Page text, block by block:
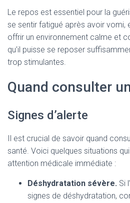
Le repos est essentiel pour la
se sentir fatigué après avoir vomi,
offrir un environnement calme et
qu’il puisse se reposer
trop stimulantes.
Quand consulter
Signes d’alerte
Il est crucial de savoir quand
santé. Voici quelques situations
attention médicale immédiate :
Déshydratation sévère. Si
signes de déshydratation,